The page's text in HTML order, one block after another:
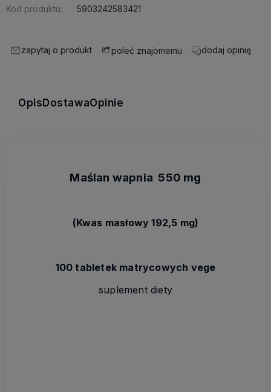
Kod produktu:
5903242583421
zapytaj o produkt poleć znajomemu dodaj opinię
Opis DostawaOpinie
Maślan wapnia 550 mg
(Kwas masłowy 192,5 mg)
100 tabletek matrycowych vege
suplement diety